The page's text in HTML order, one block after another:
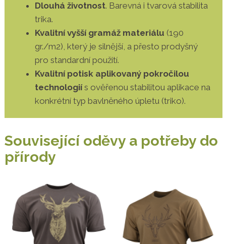
Dlouhá životnost. Barevná i tvarová stabilita
trika.
Kvalitní vyšší gramáž materiálu (190
gr./m2), který je silnější, a přesto prodyšný
pro standardní použití.
Kvalitní potisk aplikovaný pokročilou
technologiís ověřenou stabilitou aplikace na
konkrétní typ bavlněného úpletu (triko).
Související oděvy a potřeby do
přírody